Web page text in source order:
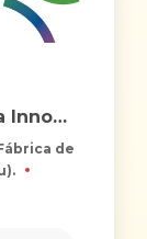
Inno…
de